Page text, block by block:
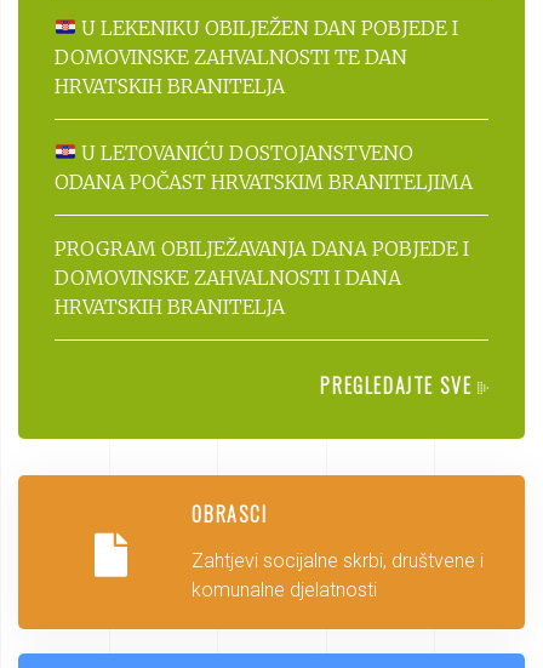
U LEKENIKU OBILJEŽEN DAN POBJEDE I
DOMOVINSKE ZAHVALNOSTI TE DAN
HRVATSKIH BRANITELJA
U LETOVANIĆU DOSTOJANSTVENO
ODANA POČAST HRVATSKIM BRANITELJIMA
PROGRAM OBILJEŽAVANJA DANA POBJEDE I
DOMOVINSKE ZAHVALNOSTI I DANA
HRVATSKIH BRANITELJA
PREGLEDAJTE SVE
OBRASCI
Zahtjevi socijalne skrbi, društvene i
komunalne djelatnosti